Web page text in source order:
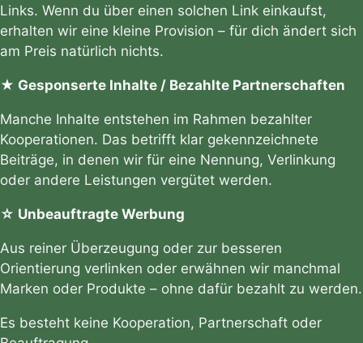
Links. Wenn du über einen solchen Link einkaufst,
erhalten wir eine kleine Provision – für dich ändert sich
am Preis natürlich nichts.
★ Gesponserte Inhalte / Bezahlte Partnerschaften
Manche Inhalte entstehen im Rahmen bezahlter
Kooperationen. Das betrifft klar gekennzeichnete
Beiträge, in denen wir für eine Nennung, Verlinkung
oder andere Leistungen vergütet werden.
☆ Unbeauftragte Werbung
Aus reiner Überzeugung oder zur besseren
Orientierung verlinken oder erwähnen wir manchmal
Marken oder Produkte – ohne dafür bezahlt zu werden.
Es besteht keine Kooperation, Partnerschaft oder